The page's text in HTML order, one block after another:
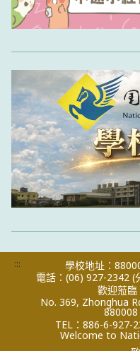
:::
學校地址：
電話：(06) 927-2342 (
歡迎蒞
No. 369, Zhonghua
880008
TEL：886-6-927-
Welcome to